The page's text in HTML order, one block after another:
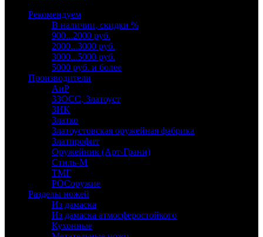
Рекомендуем
В наличии, скидки %
900...2000 руб.
2000...3000 руб.
3000...5000 руб.
5000 руб. и более
Производители
АиР
ЗЗОСС, Златоуст
ЗИК
Златко
Златоустовская оружейная фабрика
Златпрофит
Оружейник (Арт-Грани)
Стиль-М
ТМГ
РОСоружие
Разделы ножей
Из дамаска
Из дамаска атмосферостойкого
Кухонные